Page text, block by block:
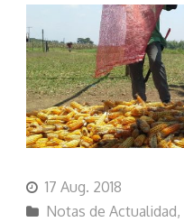
17 Aug. 2018
Notas de Actualidad,